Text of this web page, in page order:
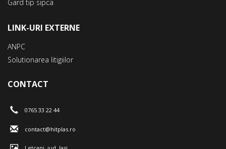
Gard tip sipca
LINK-URI EXTERNE
ANPC
Solutionarea litigiilor
CONTACT
0765 33 22 44
contact@hitplas.ro